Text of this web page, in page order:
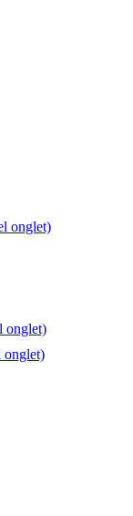
onglet)
onglet)
onglet)